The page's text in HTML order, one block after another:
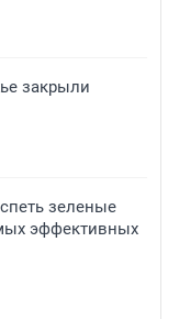
закрыли
зеленые
эффективных